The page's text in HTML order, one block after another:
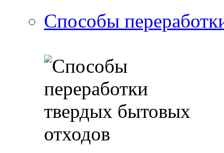
Способы